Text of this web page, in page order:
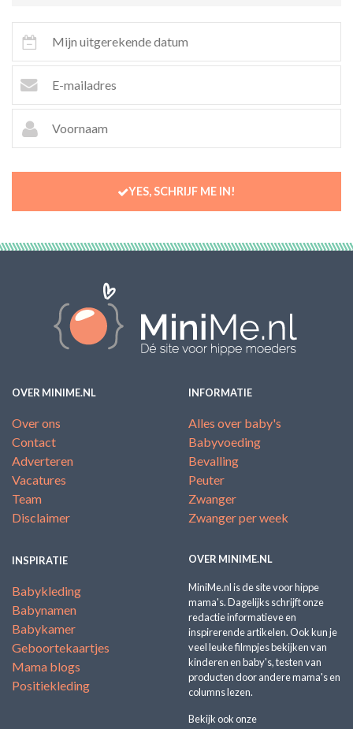
YES, SCHRIJF ME IN!
OVER MINIME.NL
Over ons
Contact
Adverteren
Vacatures
Team
Disclaimer
INFORMATIE
Alles over baby's
Babyvoeding
Bevalling
Peuter
Zwanger
Zwanger per week
INSPIRATIE
Babykleding
Babynamen
Babykamer
Geboortekaartjes
Mama blogs
Positiekleding
OVER MINIME.NL
MiniMe.nl is de site voor hippe
mama's. Dagelijks schrijft onze
redactie informatieve en
inspirerende artikelen. Ook kun je
veel leuke filmpjes bekijken van
kinderen en baby's, testen van
producten door andere mama's en
columns lezen.
Bekijk ook onze